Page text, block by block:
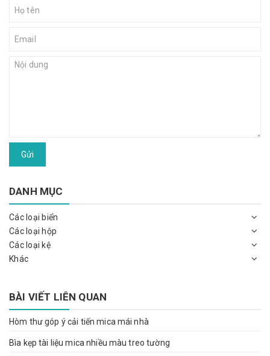
Gửi
DANH MỤC
Các loại biển
Các loại hộp
Các loại kệ
Khác
BÀI VIẾT LIÊN QUAN
Hòm thư góp ý cải tiến mica mái nhà
Bìa kẹp tài liệu mica nhiều màu treo tường